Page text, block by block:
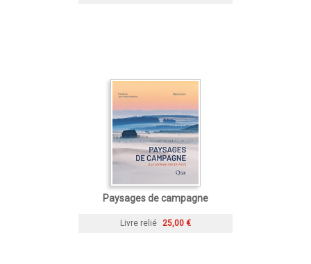
Paysages de campagne
Livre relié 25,00 €